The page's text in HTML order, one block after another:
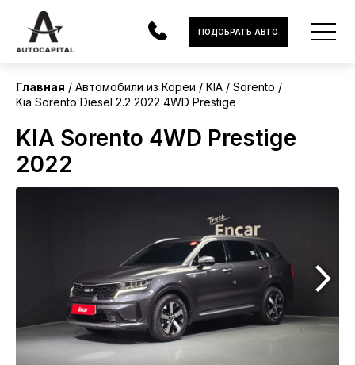
АВТОМОБИЛИ
ЭЛЕКТРОМОБИЛИ
В НАЛИЧИИ
ЛИЗИНГ
НОВОСТИ
ОТЗЫВЫ
ПОДОБРАТЬ АВТО
Главная Автомобили из Кореи KIA
Sorento
Kia Sorento Diesel 2.2 2022 4WD Prestige
KIA Sorento 4WD Prestige
2022
Корея